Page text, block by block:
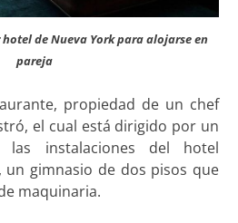
de Nueva York para alojarse en
pareja
propiedad de un chef
el cual está dirigido por un
las instalaciones del hotel
un gimnasio de dos pisos que
maquinaria.